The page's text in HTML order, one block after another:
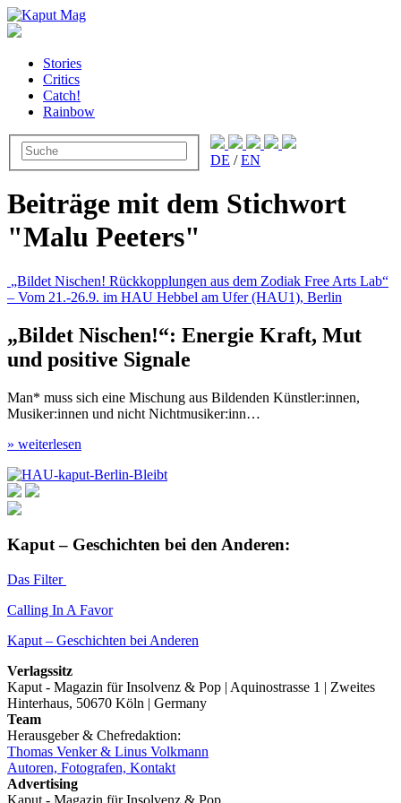
Stories
Critics
Catch!
Rainbow
DE /EN
Beiträge mit dem Stichwort
"Malu Peeters"
„Bildet Nischen! Rückkopplungen aus dem Zodiak Free Arts Lab“
– Vom 21.-26.9. im HAU Hebbel am Ufer (HAU1), Berlin
„Bildet Nischen!“: Energie Kraft, Mut
und positive Signale
Man* muss sich eine Mischung aus Bildenden Künstler:innen,
Musiker:innen und nicht Nichtmusiker:inn…
» weiterlesen
Kaput – Geschichten bei den Anderen:
Das Filter
Calling In A Favor
Kaput – Geschichten bei Anderen
Verlagssitz
Kaput - Magazin für Insolvenz & Pop | Aquinostrasse 1 | Zweites
Hinterhaus, 50670 Köln | Germany
Team
Herausgeber & Chefredaktion:
Thomas Venker & Linus Volkmann
Autoren, Fotografen, Kontakt
Advertising